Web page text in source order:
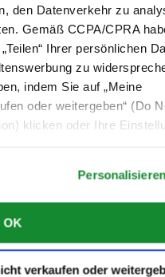
den Datenverkehr zu
Gemäß CCPA/CPRA
Ihrer persönlichen
zu
indem Sie auf „Meine
oder weitergeben“ (Do
klicken oder Ihre
OK
verkaufen oder
Club
erhalten Sie exklusive